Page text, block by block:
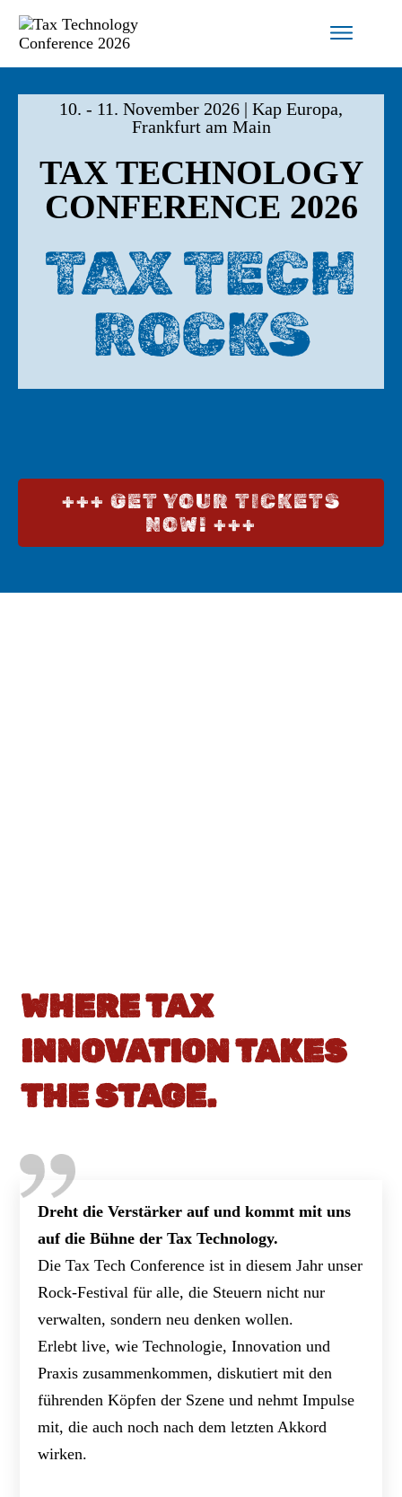
10. - 11. November 2026 | Kap Europa,
Frankfurt am Main
TAX TECHNOLOGY
CONFERENCE 2026
TAX TECH
ROCKS
+++ GET YOUR TICKETS
NOW! +++
WHERE TAX
INNOVATION TAKES
THE STAGE.
Dreht die Verstärker auf und kommt mit uns
auf die Bühne der Tax Technology.
Die Tax Tech Conference ist in diesem Jahr unser
Rock-Festival für alle, die Steuern nicht nur
verwalten, sondern neu denken wollen.
Erlebt live, wie Technologie, Innovation und
Praxis zusammenkommen, diskutiert mit den
führenden Köpfen der Szene und nehmt Impulse
mit, die auch noch nach dem letzten Akkord
wirken.